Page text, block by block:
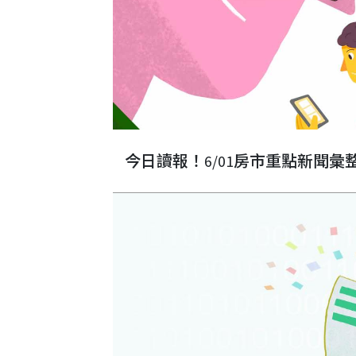
今日讀報！6/01房市重點新聞彙